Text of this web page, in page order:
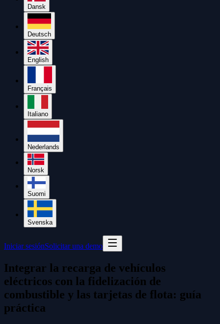
Dansk
Deutsch
English
Français
Italiano
Nederlands
Norsk
Suomi
Svenska
Iniciar sesiónSolicitar una demo
Integrar la recarga de vehículos
eléctricos con la fidelización de
combustible y las tarjetas de flota: guía
práctica